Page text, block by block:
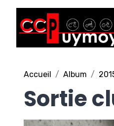
Accueil Album
Sortie